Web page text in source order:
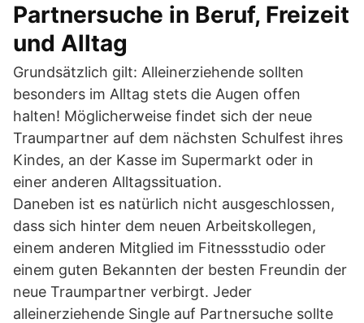
Partnersuche in Beruf, Freizeit
und Alltag
Grundsätzlich gilt: Alleinerziehende sollten
besonders im Alltag stets die Augen offen
halten! Möglicherweise findet sich der neue
Traumpartner auf dem nächsten Schulfest ihres
Kindes, an der Kasse im Supermarkt oder in
einer anderen Alltagssituation.
Daneben ist es natürlich nicht ausgeschlossen,
dass sich hinter dem neuen Arbeitskollegen,
einem anderen Mitglied im Fitnessstudio oder
einem guten Bekannten der besten Freundin der
neue Traumpartner verbirgt. Jeder
alleinerziehende Single auf Partnersuche sollte